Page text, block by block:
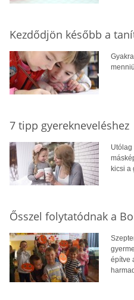
Kezdődjön később a
7 tipp gyerekneveléshez
Utólag
kicsi a
Ősszel folytatódnak a
építve